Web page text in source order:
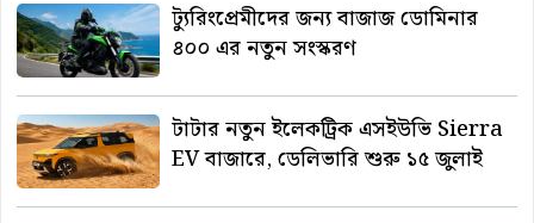
ট্যুরিংপ্রেমীদের জন্য বাজাজ ডোমিনার
৪০০ এর নতুন সংস্করণ
টাটার নতুন ইলেকট্রিক এসইউভি Sierra
EV বাজারে, ডেলিভারি শুরু ১৫ জুলাই